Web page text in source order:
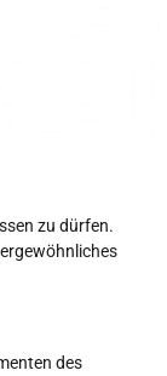
zu dürfen.
des